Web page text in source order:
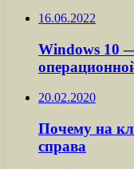
16.06.2022
Windows 10
20.02.2020
Почему на
справа